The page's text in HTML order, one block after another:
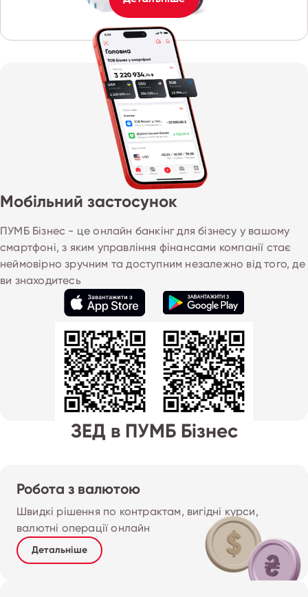
Мобільний застосунок
ПУМБ Бізнес - це онлайн банкінг для бізнесу у вашому
смартфоні, з яким управління фінансами компанії стає
неймовірно зручним та доступним незалежно від того, де
ви знаходитесь
ЗЕД в ПУМБ Бізнес
Робота з валютою
Швидкі рішення по контрактам, вигідні курси,
валютні операції онлайн
Детальніше